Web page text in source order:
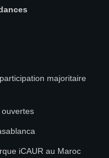
majoritaire
iCAUR au Maroc